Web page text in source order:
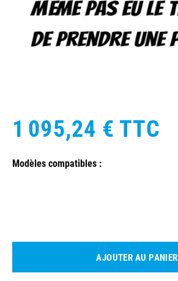
1 095,24 € TTC
Modèles compatibles :
AJOUTER AU PANIER